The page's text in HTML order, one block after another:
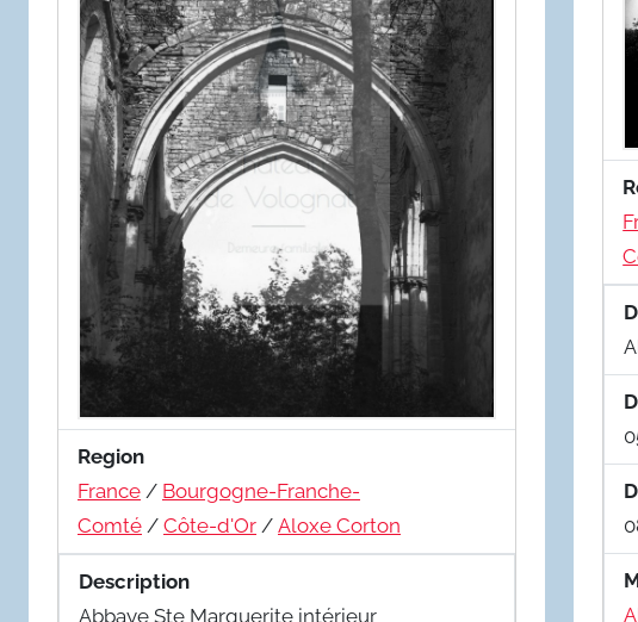
Region
France / Bourgogne-Franche-
Comté / Côte-d'Or / Aloxe Corton
Description
Abbaye Ste Marguerite intérieur